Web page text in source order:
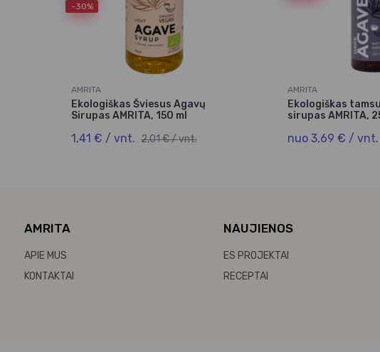
-30%
AMRITA
Ekologiškas Šviesus Agavų
Sirupas AMRITA, 150 ml
1,41 € / vnt. 2,01 € / vnt.
AMRITA
Ekologiškas
sirupas AMRITA,
nuo 3,69 € / vnt.
AMRITA
APIE MUS
KONTAKTAI
NAUJIENOS
ES PROJEKTAI
RECEPTAI